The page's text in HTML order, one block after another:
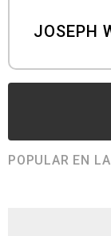
JOSEPH
POPULAR EN